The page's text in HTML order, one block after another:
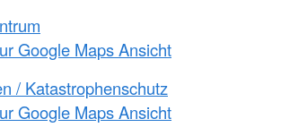
Google Maps Ansicht
/ Katastrophenschutz
Google Maps Ansicht